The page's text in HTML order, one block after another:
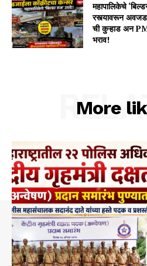
महापालिकेचे
रस्त्यावरून
ची कुऱ्हाड अन
भराव!
More